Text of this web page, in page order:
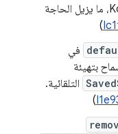
مخصّص مع مَعلمات نوع Kotlin reified، ما يزيل الحاجة
)
في
بتهيئة
التلقائية.
)